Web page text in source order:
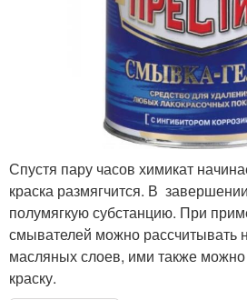
Спустя пару часов химикат
краска размягчится. В
полумягкую субстанцию. При
смывателей можно рассчитывать
масляных слоев, ими также можно
краску.